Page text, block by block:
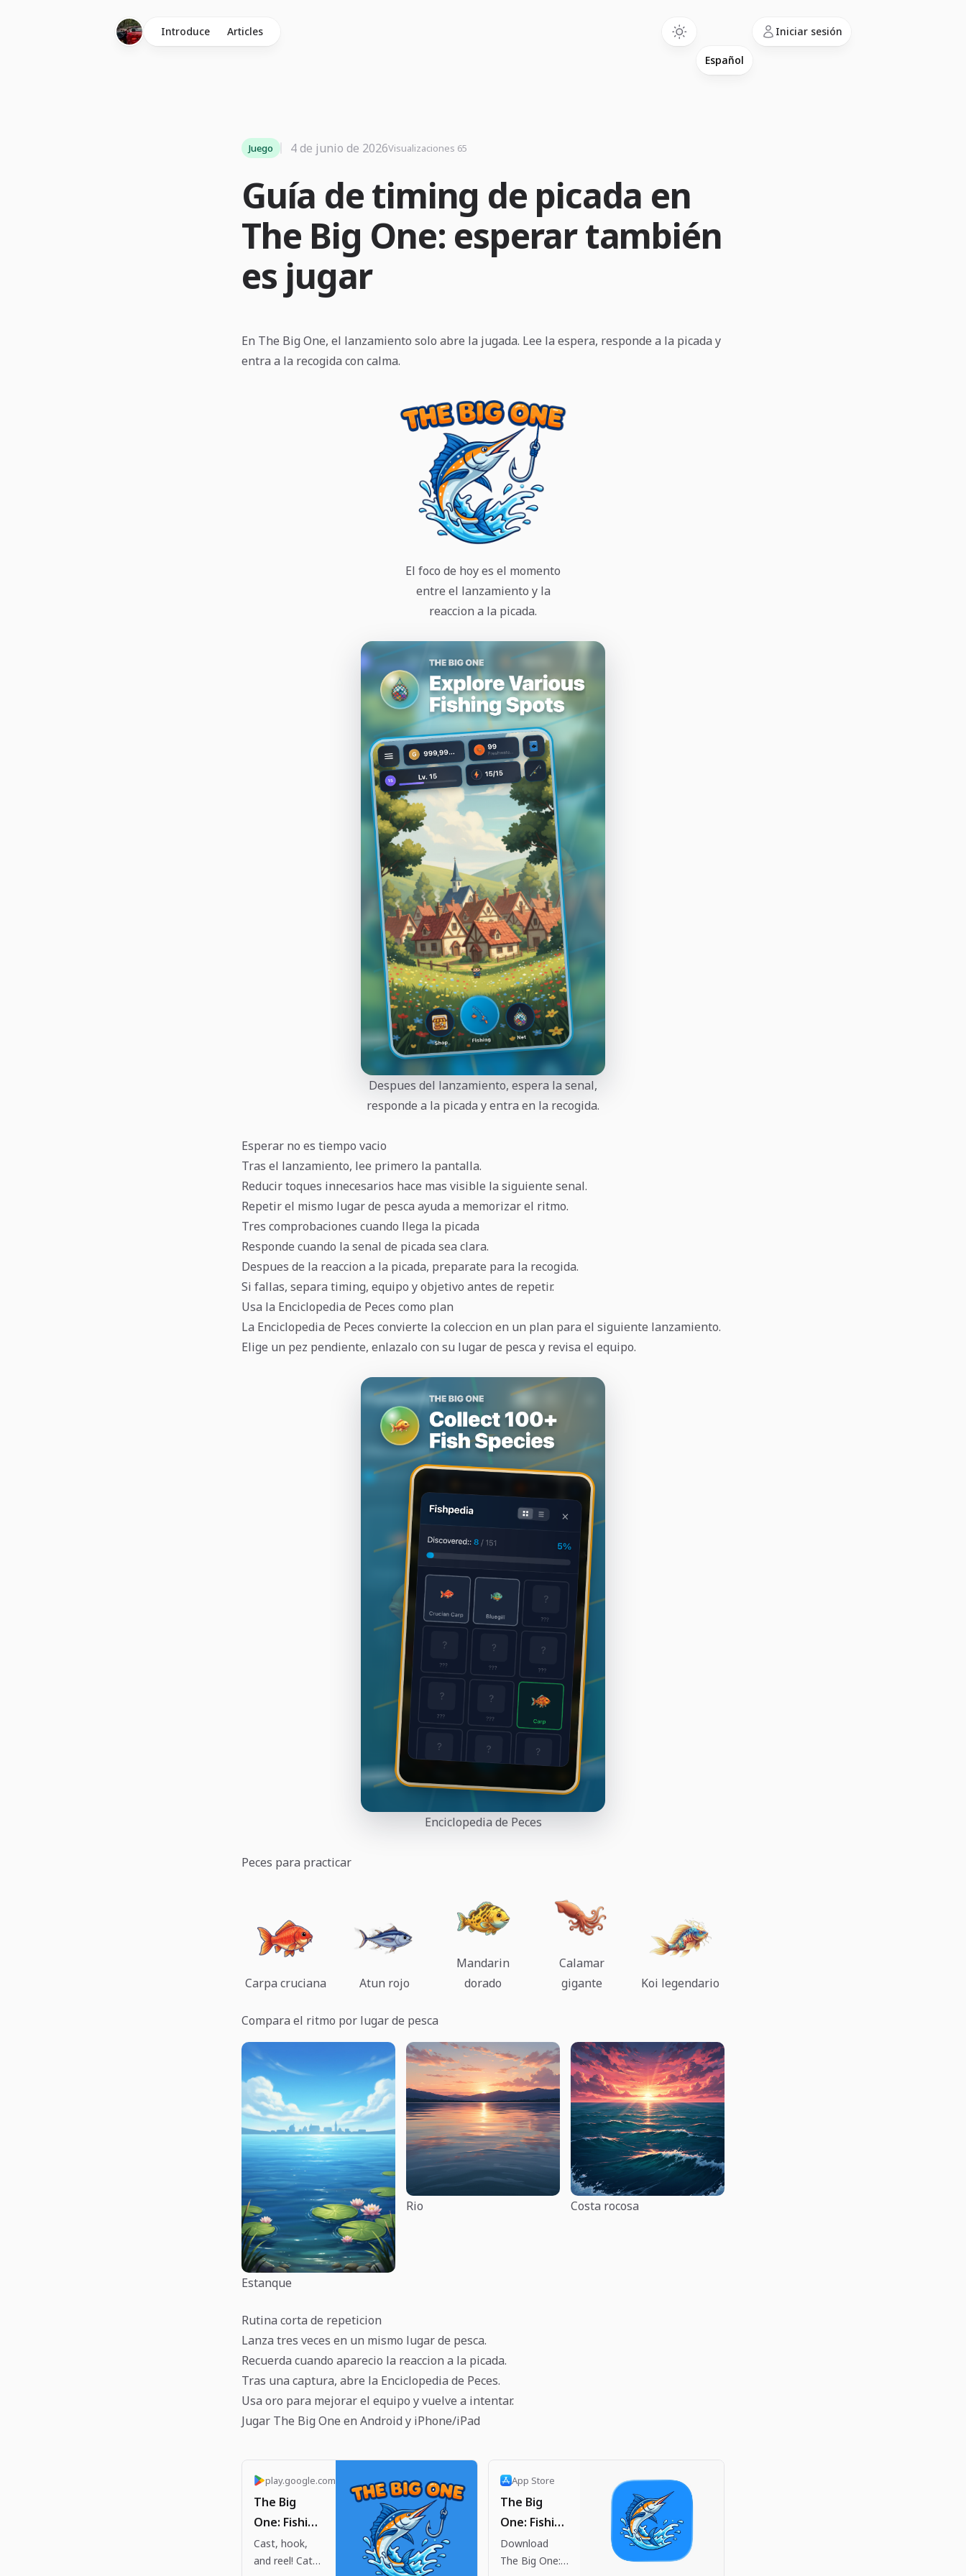
Introduce Articles Iniciar sesión
Guía de timing de picada en
The Big One: esperar también
es jugar
Juego 4 de junio de 2026Visualizaciones 65
En The Big One, el lanzamiento solo abre la jugada. Lee la espera, responde a la picada y
entra a la recogida con calma.
El foco de hoy es el momento
entre el lanzamiento y la
reaccion a la picada.
Despues del lanzamiento, espera la senal,
responde a la picada y entra en la recogida.
Esperar no es tiempo vacio
Tras el lanzamiento, lee primero la pantalla.
Reducir toques innecesarios hace mas visible la siguiente senal.
Repetir el mismo lugar de pesca ayuda a memorizar el ritmo.
Tres comprobaciones cuando llega la picada
Responde cuando la senal de picada sea clara.
Despues de la reaccion a la picada, preparate para la recogida.
Si fallas, separa timing, equipo y objetivo antes de repetir.
Usa la Enciclopedia de Peces como plan
La Enciclopedia de Peces convierte la coleccion en un plan para el siguiente lanzamiento.
Elige un pez pendiente, enlazalo con su lugar de pesca y revisa el equipo.
Enciclopedia de Peces
Peces para practicar
Carpa cruciana Atun rojo
Mandarin
dorado
Calamar
gigante
Koi legendario
Compara el ritmo por lugar de pesca
Estanque
Rio Costa rocosa
Rutina corta de repeticion
Lanza tres veces en un mismo lugar de pesca.
Recuerda cuando aparecio la reaccion a la picada.
Tras una captura, abre la Enciclopedia de Peces.
Usa oro para mejorar el equipo y vuelve a intentar.
Jugar The Big One en Android y iPhone/iPad
play.google.com
The Big
One: Fishing
RPG - Apps
on Google
Cast, hook,
and reel! Catch
App Store
The Big
One: Fishing
RPG App -
App Store
Download
The Big One: